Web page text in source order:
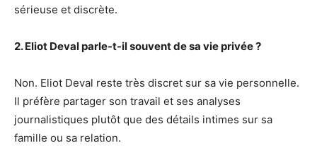
sérieuse et discrète.
2. Eliot Deval parle-t-il souvent de sa vie privée ?
Non. Eliot Deval reste très discret sur sa vie personnelle.
Il préfère partager son travail et ses analyses
journalistiques plutôt que des détails intimes sur sa
famille ou sa relation.